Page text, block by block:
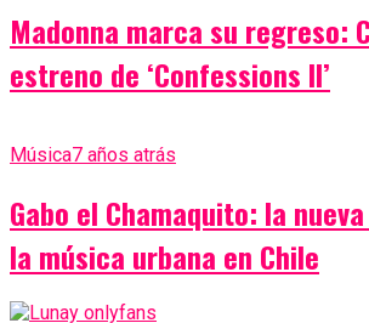
Madonna marca su regreso:
estreno de ‘Confessions II’
Música7 años atrás
Gabo el Chamaquito: la
la música urbana en Chile